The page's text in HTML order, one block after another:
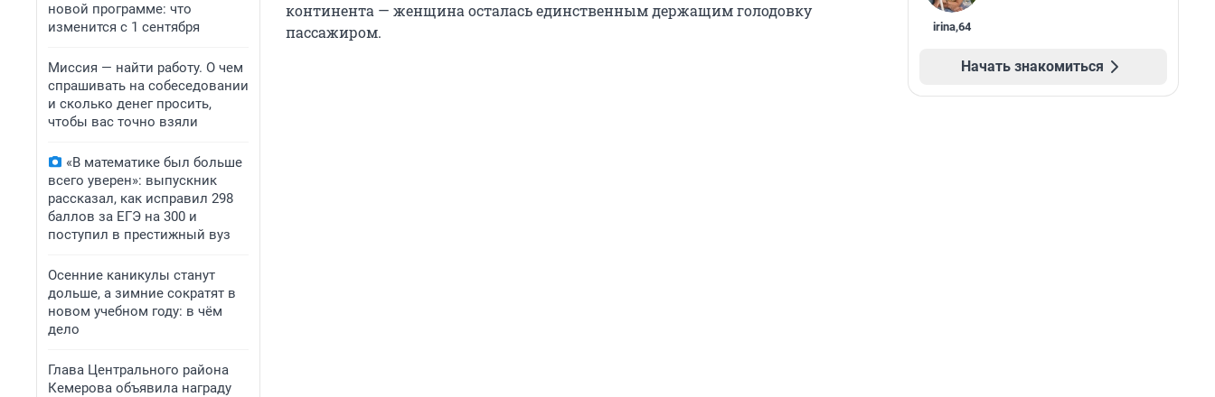
новой программе: что
изменится с 1 сентября
Миссия — найти работу. О чем
спрашивать на собеседовании
и сколько денег просить,
чтобы вас точно взяли
«В математике был больше
всего уверен»: выпускник
рассказал, как исправил 298
баллов за ЕГЭ на 300 и
поступил в престижный вуз
Осенние каникулы станут
дольше, а зимние сократят в
новом учебном году: в чём
дело
Глава Центрального района
Кемерова объявила награду
континента — женщина осталась единственным держащим голодовку
пассажиром.
irina,64
Начать знакомиться